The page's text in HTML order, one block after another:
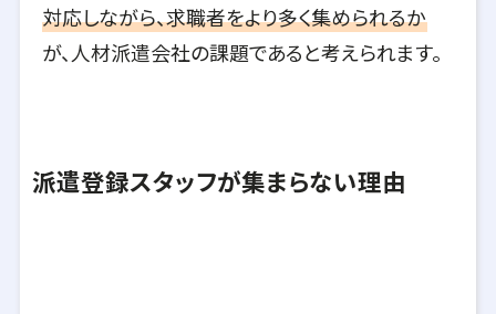
対応しながら、求職者をより多く集められるか
が、人材派遣会社の課題であると考えられます。
派遣登録スタッフが集まらない理由